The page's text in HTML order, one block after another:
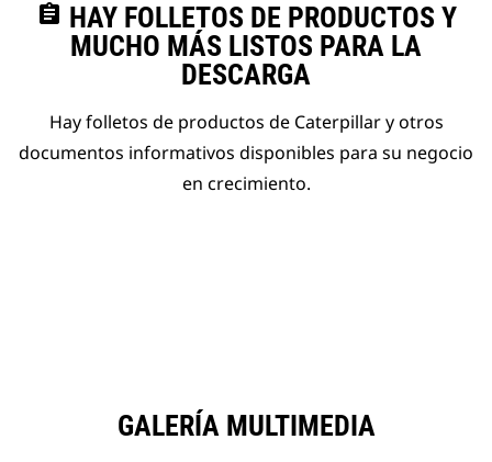
assignment HAY FOLLETOS DE PRODUCTOS Y
MUCHO MÁS LISTOS PARA LA
DESCARGA
Hay folletos de productos de Caterpillar y otros
documentos informativos disponibles para su negocio
en crecimiento.
GALERÍA MULTIMEDIA